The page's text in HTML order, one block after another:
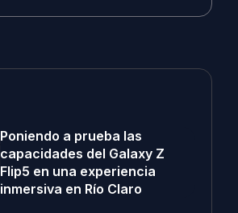
Poniendo a prueba las
capacidades del Galaxy Z
Flip5 en una experiencia
inmersiva en Río Claro